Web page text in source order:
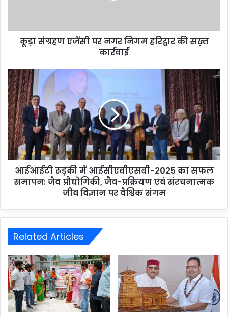
कूड़ा संग्रहण एजेंसी पर नगर निगम हरिद्वार की सख़्त
कार्रवाई
आईआईटी रूड़की में आईसीएबीएसबी-2025 का सफल
समापन: जैव प्रौद्योगिकी, जैव-प्रक्रियण एवं संरचनात्मक
जीव विज्ञान पर वैश्विक संगम
Related Articles